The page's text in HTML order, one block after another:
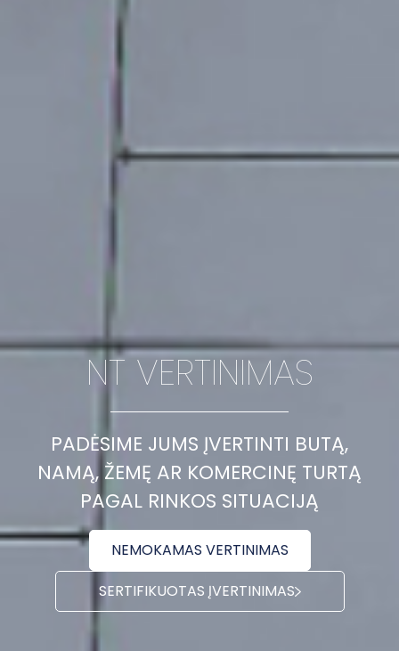
NT VERTINIMAS
PADĖSIME JUMS ĮVERTINTI BUTĄ,
NAMĄ, ŽEMĘ AR KOMERCINĘ TURTĄ
PAGAL RINKOS SITUACIJĄ
NEMOKAMAS VERTINIMAS
SERTIFIKUOTAS ĮVERTINIMAS